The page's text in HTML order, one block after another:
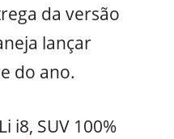
da versão
lançar
do ano.
i8, SUV 100%